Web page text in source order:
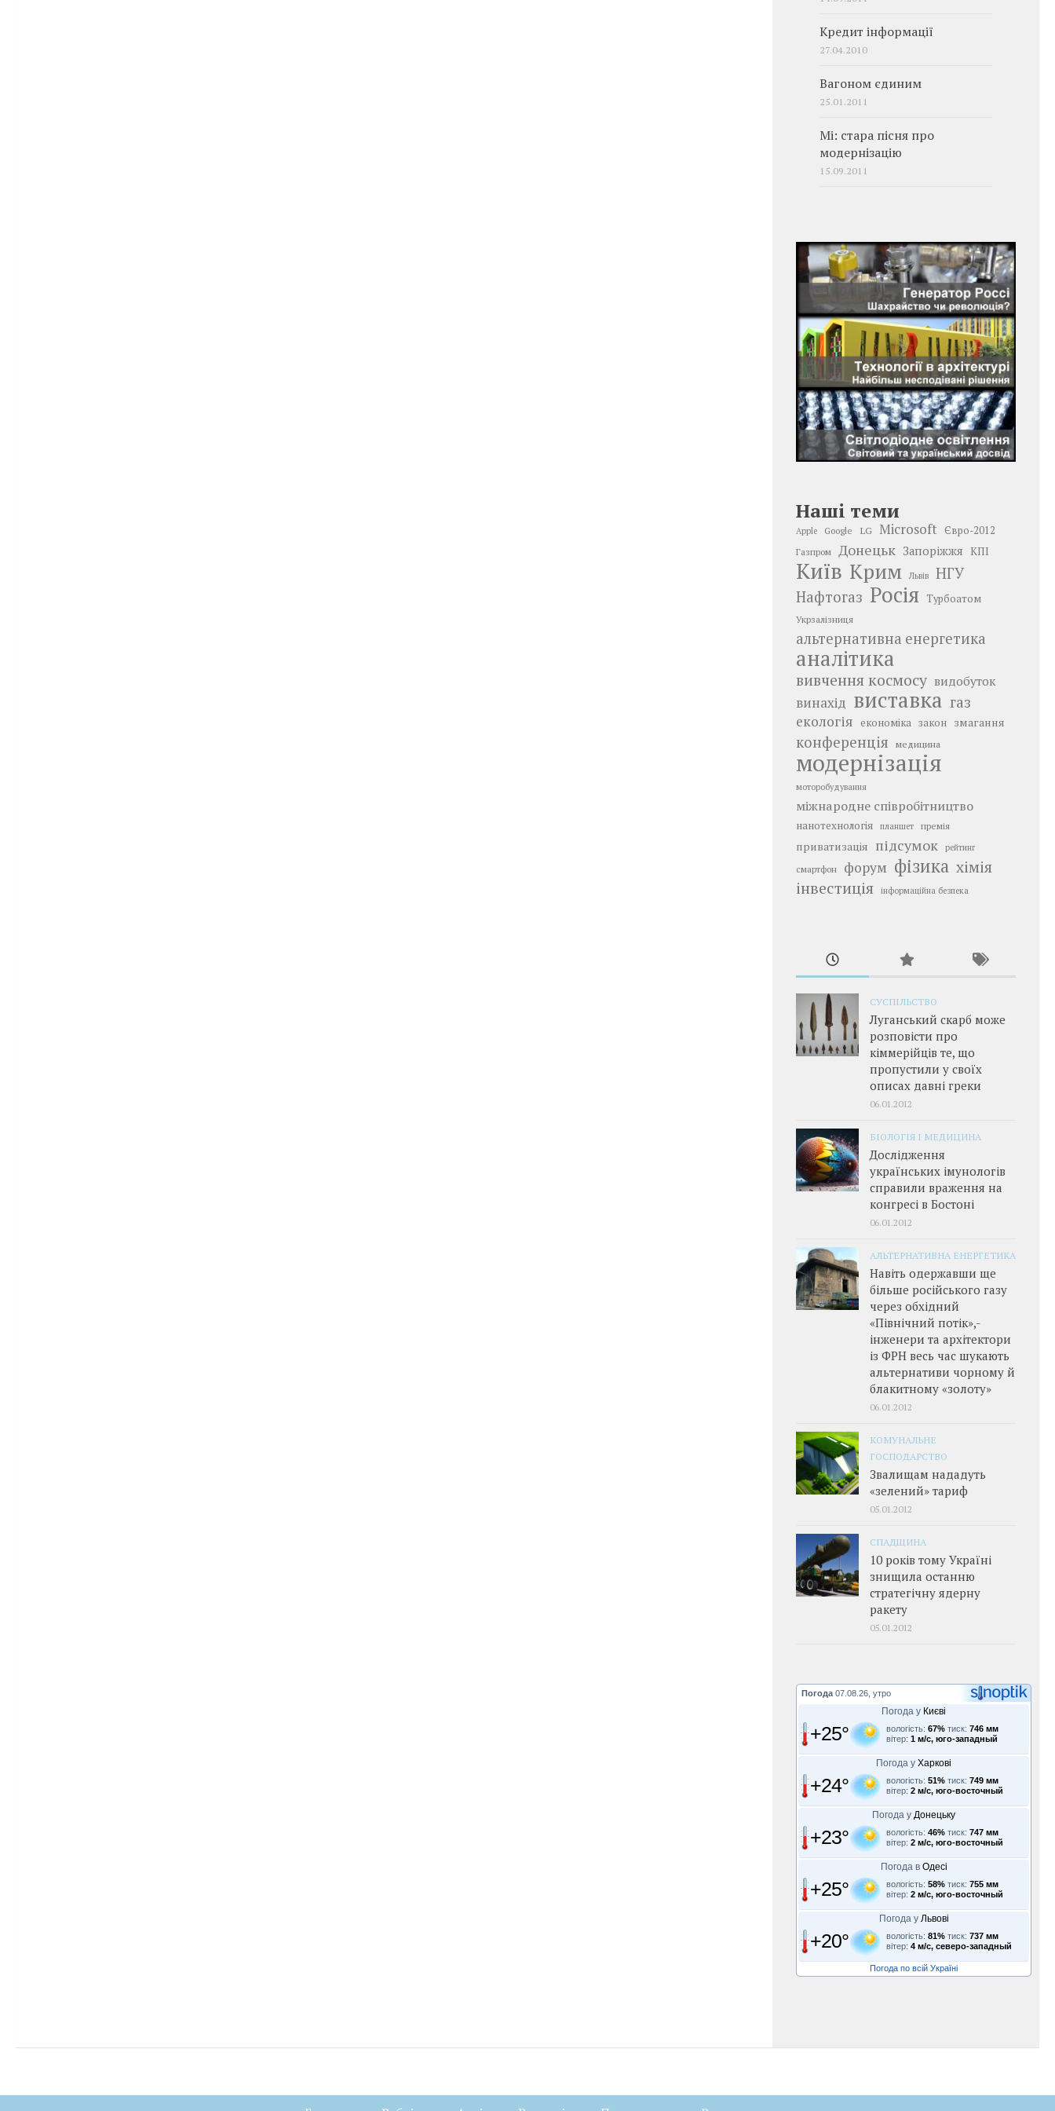
Кредит інформації
27.04.2010
Вагоном єдиним
25.01.2011
Мі: стара пісня про
модернізацію
15.09.2011
Наші теми
Apple Google LG Microsoft Євро-2012
Газпром Донецьк Запоріжжя КПІ
Київ Крим Львів
НГУ
Нафтогаз Росія Турбоатом
Укрзалізниця
альтернативна енергетика
аналітика
вивчення космосу видобуток
винахід виставка газ
екологія економіка закон змагання
конференція медицина
модернізація
моторобудування
міжнародне співробітництво
нанотехнологія планшет премія
приватизація підсумок рейтинг
смартфон форум фізика хімія
інвестиція інформаційна безпека
СУСПІЛЬСТВО
Луганський скарб може
розповісти про
кіммерійців те, що
пропустили у своїх
описах давні греки
06.01.2012
БІОЛОГІЯ І МЕДИЦИНА
Дослідження
українських імунологів
справили враження на
конгресі в Бостоні
06.01.2012
АЛЬТЕРНАТИВНА ЕНЕРГЕТИКА
Навіть одержавши ще
більше російського газу
через обхідний
«Північний потік»,­
інженери та архітектори
із ФРН весь час шукають
альтернативи чорному й
блакитному «золоту»
06.01.2012
КОМУНАЛЬНЕ
ГОСПОДАРСТВО
Звалищам нададуть
«зелений» тариф
05.01.2012
СПАДЩИНА
10 років тому Україні
знищила останню
стратегічну ядерну
ракету
05.01.2012
Погода 07.08.26, утро
Погода у Києві
+25° вологість: 67% тиск: 746 мм
вітер: 1 м/с, юго-западный
Погода у Харкові
+24° вологість: 51% тиск: 749 мм
вітер: 2 м/с, юго-восточный
Погода у Донецьку
+23° вологість: 46% тиск: 747 мм
вітер: 2 м/с, юго-восточный
Погода в Одесі
+25° вологість: 58% тиск: 755 мм
вітер: 2 м/с, юго-восточный
Погода у Львові
+20° вологість: 81% тиск: 737 мм
вітер: 4 м/с, северо-западный
Погода по всій Україні